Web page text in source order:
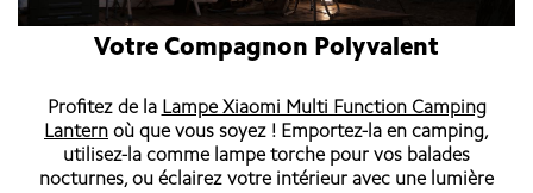
Votre Compagnon Polyvalent
Profitez de la Lampe Xiaomi Multi Function Camping
Lantern où que vous soyez ! Emportez-la en camping,
utilisez-la comme lampe torche pour vos balades
nocturnes, ou éclairez votre intérieur avec une lumière